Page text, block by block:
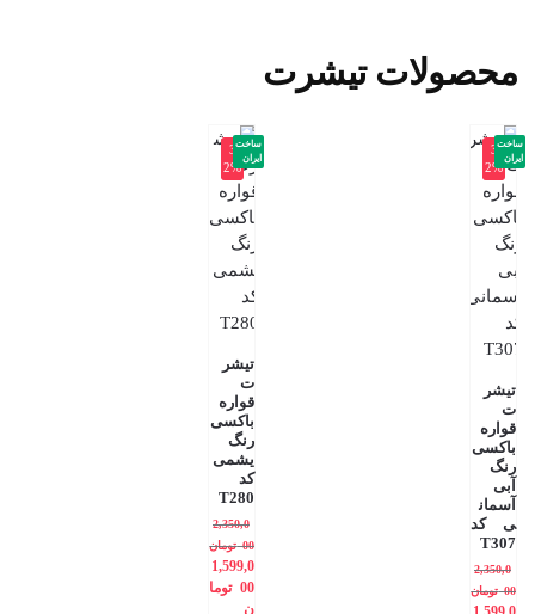
محصولات تیشرت
-3
2%
تیشر
ت
قواره
باکسی
رنگ
آبی
آسمان
ی کد
T307
2,350,0
00 تومان
ساخت
ایران
-3
2%
تیشر
ت
قواره
باکسی
رنگ
یشمی
کد
T280
2,350,0
00 تومان
1,599,0
00 توما
ن
ساخت
ایران